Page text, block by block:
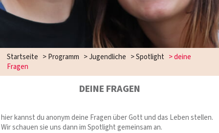
Startseite >Programm >Jugendliche >Spotlight >deine
Fragen
DEINE FRAGEN
hier kannst du anonym deine Fragen über Gott und das Leben stellen.
Wir schauen sie uns dann im Spotlight gemeinsam an.